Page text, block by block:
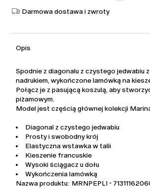
Darmowa dostawa i zwroty
Opis
Spodnie z diagonalu z czystego jedwabiu
nadrukiem, wykończone lamówką na
Połącz je z pasującą koszulą, aby
piżamowym.
Model jest częścią głównej kolekcji
Diagonal z czystego jedwabiu
Prosty i swobodny krój
Elastyczna wstawka w talii
Kieszenie francuskie
Wysoki ściągacz u dołu
Wykończenia lamówką
Nazwa produktu: MRNPEPLI -